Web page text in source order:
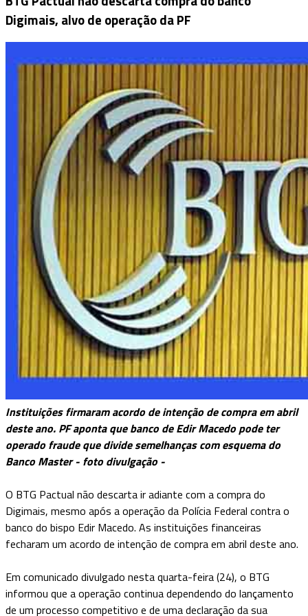
Digimais, alvo de operação da PF
Instituições firmaram acordo de intenção de compra em abril
deste ano. PF aponta que banco de Edir Macedo pode ter
operado fraude que divide semelhanças com esquema do
Banco Master - foto divulgação -
O BTG Pactual não descarta ir adiante com a compra do
Digimais, mesmo após a operação da Polícia Federal contra o
banco do bispo Edir Macedo. As instituições financeiras
fecharam um acordo de intenção de compra em abril deste ano.
Em comunicado divulgado nesta quarta-feira (24), o BTG
informou que a operação continua dependendo do lançamento
de um processo competitivo e de uma declaração da sua